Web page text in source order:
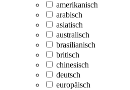
amerikanisch
arabisch
asiatisch
australisch
brasilianisch
britisch
chinesisch
deutsch
europäisch